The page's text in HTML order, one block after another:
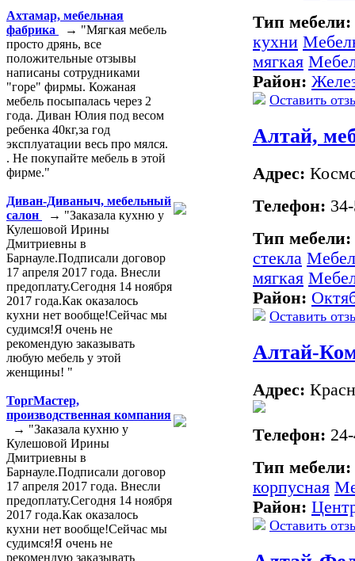
Ахтамар, мебельная
фабрика
→ "Мягкая мебель
просто дрянь, все
положительные отзывы
написаны сотрудниками
"горе" фирмы. Кожаная
мебель посыпалась через 2
года. Диван Юлия под весом
ребенка 40кг,за год
эксплуатации весь про мялся.
. Не покупайте мебель в этой
фирме."
Диван-Диваныч, мебельный
салон
→ "Заказала кухню у
Кулешовой Ирины
Дмитриевны в
Барнауле.Подписали договор
17 апреля 2017 года. Внесли
предоплату.Сегодня 14 ноября
2017 года.Как оказалось
кухни нет вообще!Сейчас мы
судимся!Я очень не
рекомендую заказывать
любую мебель у этой
женщины! "
ТоргМастер,
производственная компания
→ "Заказала кухню у
Кулешовой Ирины
Дмитриевны в
Барнауле.Подписали договор
17 апреля 2017 года. Внесли
предоплату.Сегодня 14 ноября
2017 года.Как оказалось
кухни нет вообще!Сейчас мы
судимся!Я очень не
рекомендую заказывать
Тип мебели:
кухни
мягкая
Район:
Оставить
Алтай,
Адрес:
Телефон:
Тип мебели:
стекла
мягкая
Район:
Оставить
Алтай-
Адрес:
Телефон:
Тип мебели:
корпусная
Район:
Оставить